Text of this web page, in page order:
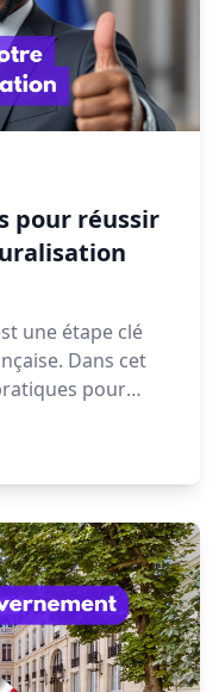
pour réussir
une étape clé
Dans cet
pour
qui vous